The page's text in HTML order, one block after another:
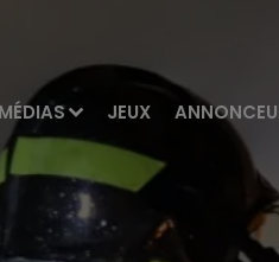
MÉDIAS JEUX